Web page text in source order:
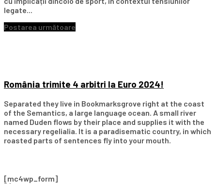
legate...
Postarea următoare
România trimite 4 arbitri la Euro 2024!
Separated they live in Bookmarksgrove right at the coast
of the Semantics, a large language ocean. A small river
named Duden flows by their place and supplies it with the
necessary regelialia. It is a paradisematic country, in which
roasted parts of sentences fly into your mouth.
[mc4wp_form]